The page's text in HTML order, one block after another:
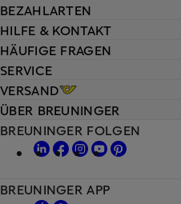
HILFE & KONTAKT
HÄUFIGE FRAGEN
SERVICE
VERSAND
BEZAHLARTEN
ÜBER BREUNINGER
BREUNINGER FOLGEN
BREUNINGER APP